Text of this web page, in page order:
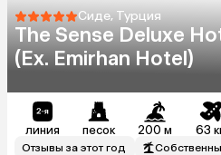
Сиде, Турция
The Sense Deluxe
(Ex. Emirhan Hotel)
линия песок 200 м 63
Отзывы за этот год